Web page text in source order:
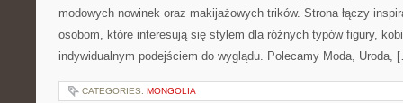
modowych nowinek oraz makijażowych trików. Strona łączy
osobom, które interesują się stylem dla różnych typów figury,
indywidualnym podejściem do wyglądu. Polecamy Moda, Uroda,
CATEGORIES: MONGOLIA